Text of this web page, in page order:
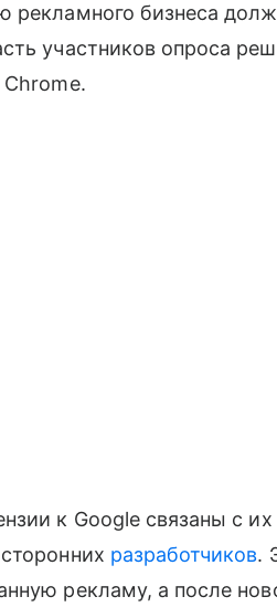
рекламного бизнеса
участников опроса
Chrome.
к Google связаны с
разработчиков.
рекламу, а после